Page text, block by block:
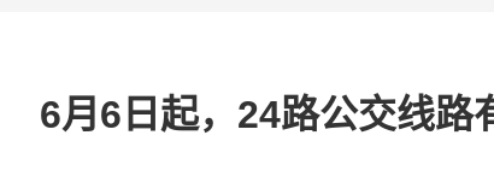
6月6日起，24路公交线路